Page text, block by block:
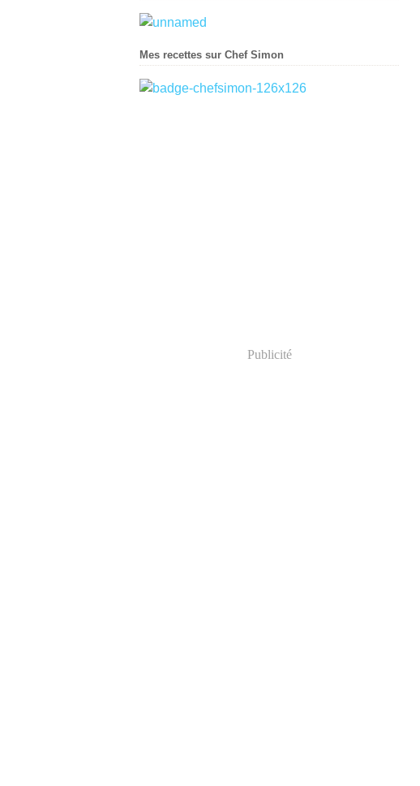
Mes recettes sur Chef Simon
Publicité